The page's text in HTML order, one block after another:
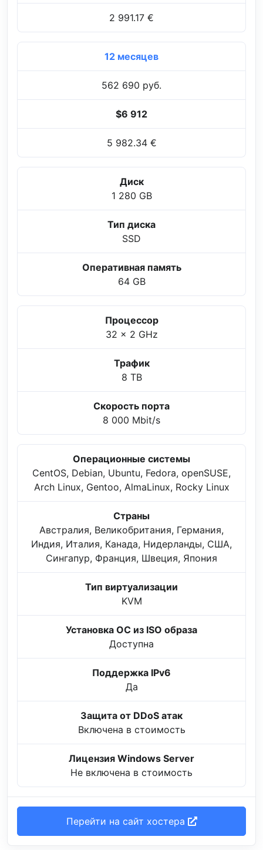
2 991.17 €
12 месяцев
562 690 руб.
$6 912
5 982.34 €
Диск
1 280 GB
Тип диска
SSD
Оперативная память
64 GB
Процессор
32 x 2 GHz
Трафик
8 TB
Скорость порта
8 000 Mbit/s
Операционные системы
CentOS, Debian, Ubuntu, Fedora, openSUSE,
Arch Linux, Gentoo, AlmaLinux, Rocky Linux
Страны
Австралия, Великобритания, Германия,
Индия, Италия, Канада, Нидерланды, США,
Сингапур, Франция, Швеция, Япония
Тип виртуализации
KVM
Установка ОС из ISO образа
Доступна
Поддержка IPv6
Да
Защита от DDoS атак
Включена в стоимость
Лицензия Windows Server
Не включена в стоимость
Перейти на сайт хостера